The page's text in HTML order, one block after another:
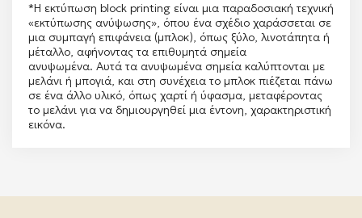
*Η εκτύπωση block printing είναι μια παραδοσιακή τεχνική
«εκτύπωσης ανύψωσης», όπου ένα σχέδιο χαράσσεται σε
μια συμπαγή επιφάνεια (μπλοκ), όπως ξύλο, λινοτάπητα ή
μέταλλο, αφήνοντας τα επιθυμητά σημεία
ανυψωμένα. Αυτά τα ανυψωμένα σημεία καλύπτονται με
μελάνι ή μπογιά, και στη συνέχεια το μπλοκ πιέζεται πάνω
σε ένα άλλο υλικό, όπως χαρτί ή ύφασμα, μεταφέροντας
το μελάνι για να δημιουργηθεί μια έντονη, χαρακτηριστική
εικόνα.